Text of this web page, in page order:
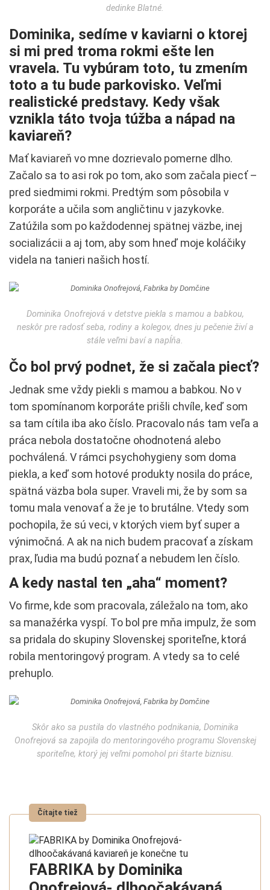
dedinke Blatné.
Dominika, sedíme v kaviarni o ktorej
si mi pred troma rokmi ešte len
vravela. Tu vybúram toto, tu zmením
toto a tu bude parkovisko. Veľmi
realistické predstavy. Kedy však
vznikla táto tvoja túžba a nápad na
kaviareň?
Mať kaviareň vo mne dozrievalo pomerne dlho.
Začalo sa to asi rok po tom, ako som začala piecť –
pred siedmimi rokmi. Predtým som pôsobila v
korporáte a učila som angličtinu v jazykovke.
Zatúžila som po každodennej spätnej väzbe, inej
socializácii a aj tom, aby som hneď moje koláčiky
videla na tanieri našich hostí.
Dominika Onofrejová v detstve piekla s mamou a babkou,
neskôr pre radosť seba, rodiny a kolegov, dnes ju pečenie živí a
stále veľmi baví a napĺňa.
Čo bol prvý podnet, že si začala piecť?
Jednak sme vždy piekli s mamou a babkou. No v
tom spomínanom korporáte prišli chvíle, keď som
sa tam cítila iba ako číslo. Pracovalo nás tam veľa a
práca nebola dostatočne ohodnotená alebo
pochválená. V rámci psychohygieny som doma
piekla, a keď som hotové produkty nosila do práce,
spätná väzba bola super. Vraveli mi, že by som sa
tomu mala venovať a že je to brutálne. Vtedy som
pochopila, že sú veci, v ktorých viem byť super a
výnimočná. A ak na nich budem pracovať a získam
prax, ľudia ma budú poznať a nebudem len číslo.
A kedy nastal ten „aha“ moment?
Vo firme, kde som pracovala, záležalo na tom, ako
sa manažérka vyspí. To bol pre mňa impulz, že som
sa pridala do skupiny Slovenskej sporiteľne, ktorá
robila mentoringový program. A vtedy sa to celé
prehuplo.
Skôr ako sa pustila do vlastného podnikania, Dominika
Onofrejová sa zapojila do mentoringového programu Slovenskej
sporiteľne, ktorý jej veľmi pomohol pri štarte biznisu.
FABRIKA by Dominika